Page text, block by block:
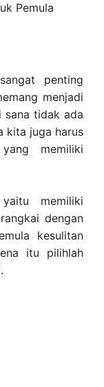
Pemula
penting
menjadi
sana tidak ada
kita juga harus
memiliki
memiliki
dengan
kesulitan
itu pilihlah